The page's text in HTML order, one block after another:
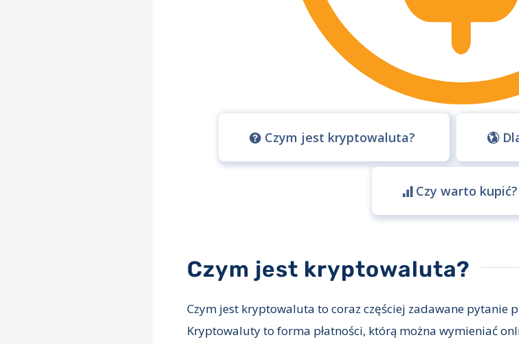
Czym jest kryptowaluta?
Czy warto kupić?
Czym jest kryptowaluta?
Czym jest kryptowaluta to coraz częściej zadawane pytanie
Kryptowaluty to forma płatności, którą można wymieniać